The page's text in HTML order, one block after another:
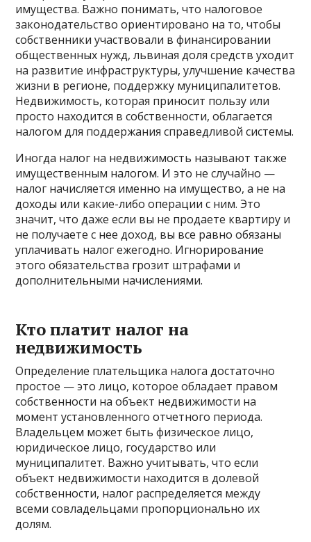
имущества. Важно понимать, что налоговое
законодательство ориентировано на то, чтобы
собственники участвовали в финансировании
общественных нужд, львиная доля средств уходит
на развитие инфраструктуры, улучшение качества
жизни в регионе, поддержку муниципалитетов.
Недвижимость, которая приносит пользу или
просто находится в собственности, облагается
налогом для поддержания справедливой системы.
Иногда налог на недвижимость называют также
имущественным налогом. И это не случайно —
налог начисляется именно на имущество, а не на
доходы или какие-либо операции с ним. Это
значит, что даже если вы не продаете квартиру и
не получаете с нее доход, вы все равно обязаны
уплачивать налог ежегодно. Игнорирование
этого обязательства грозит штрафами и
дополнительными начислениями.
Кто платит налог на
недвижимость
Определение плательщика налога достаточно
простое — это лицо, которое обладает правом
собственности на объект недвижимости на
момент установленного отчетного периода.
Владельцем может быть физическое лицо,
юридическое лицо, государство или
муниципалитет. Важно учитывать, что если
объект недвижимости находится в долевой
собственности, налог распределяется между
всеми совладельцами пропорционально их
долям.